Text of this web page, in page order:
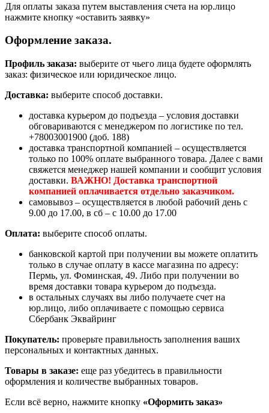
Для оплаты заказа путем выставления счета на юр.лицо
нажмите кнопку «оставить заявку»
Оформление заказа.
Профиль заказа: выберите от чьего лица будете оформлять
заказ: физическое или юридическое лицо.
Доставка: выберите способ доставки.
доставка курьером до подъезда – условия доставки
обговариваются с менеджером по логистике по тел.
+78003001900 (доб. 188)
доставка транспортной компанией – осуществляется
только по 100% оплате выбранного товара. Далее с вами
свяжется менеджер нашей компании и сообщит условия
доставки. ВАЖНО! Доставка транспортной
компанией оплачивается отдельно заказчиком.
самовывоз – осуществляется в любой рабочий день с
9.00 до 17.00, в сб – с 10.00 до 17.00
Оплата: выберите способ оплаты.
банковской картой при получении вы можете оплатить
только в случае оплату в кассе магазина по адресу:
Пермь, ул. Фоминская, 49. Либо при получении во
время доставки товара курьером до подъезда.
в остальных случаях вы либо получаете счет на
юр.лицо, либо оплачиваете с помощью сервиса
Сбербанк Эквайринг
Покупатель: проверьте правильность заполнения ваших
персональных и контактных данных.
Товары в заказе: еще раз убедитесь в правильности
оформления и количестве выбранных товаров.
Если всё верно, нажмите кнопку «Оформить заказ»